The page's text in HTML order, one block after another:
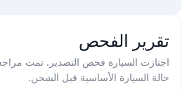
تقرير الفحص
اجتازت السيارة فحص التصدير. تمت
حالة السيارة الأساسية قبل الشحن.